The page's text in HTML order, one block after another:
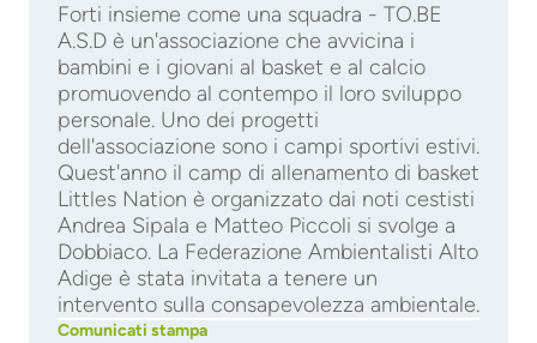
Forti insieme come una squadra - TO.BE
A.S.D è un'associazione che avvicina i
bambini e i giovani al basket e al calcio
promuovendo al contempo il loro sviluppo
personale. Uno dei progetti
dell'associazione sono i campi sportivi estivi.
Quest'anno il camp di allenamento di basket
Littles Nation è organizzato dai noti cestisti
Andrea Sipala e Matteo Piccoli si svolge a
Dobbiaco. La Federazione Ambientalisti Alto
Adige è stata invitata a tenere un
intervento sulla consapevolezza ambientale.
Comunicati stampa